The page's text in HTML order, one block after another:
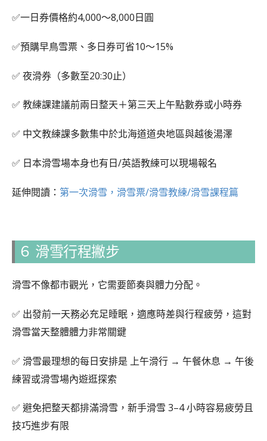
✅一日券價格約4,000〜8,000日圓
✅預購早鳥雪票、多日券可省10〜15%
✅ 夜滑券（多數至20:30止）
✅ 教練課建議前兩日整天＋第三天上午點數券或小時券
✅ 中文教練課多數集中於北海道道央地區與越後湯澤
✅ 日本滑雪場本身也有日/英語教練可以現場報名
延伸閱讀： 第一次滑雪，滑雪票/滑雪教練/滑雪課程篇
６ 滑雪行程撇步
滑雪不像都市觀光，它需要節奏與體力分配。
✅ 出發前一天務必充足睡眠，適應時差與行程疲勞，這對
滑雪當天整體體力非常關鍵
✅ 滑雪最理想的每日安排是 上午滑行 → 午餐休息 → 午後
練習或滑雪場內遊逛探索
✅ 避免把整天都排滿滑雪，新手滑雪 3–4 小時容易疲勞且
技巧進步有限